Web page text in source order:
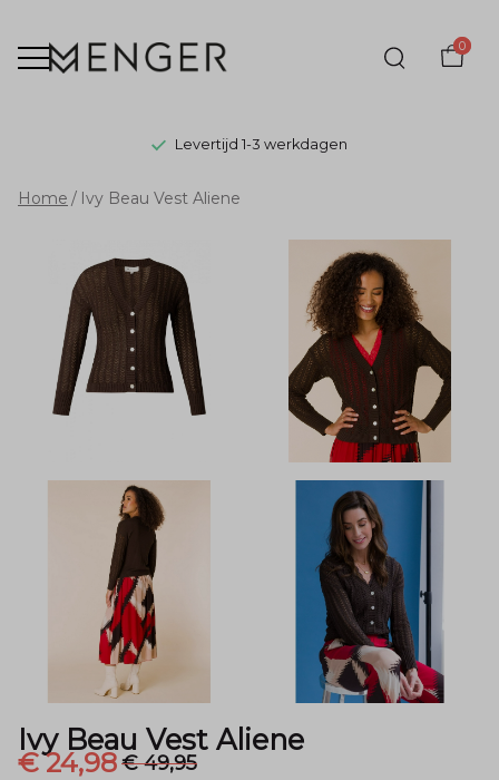
0
Levertijd 1-3 werkdagen
Ivy
Beau
Vest
Aliene
Menger
Mode
Home Ivy Beau Vest Aliene
Ivy Beau Vest Aliene
€ 24,98€ 49,95